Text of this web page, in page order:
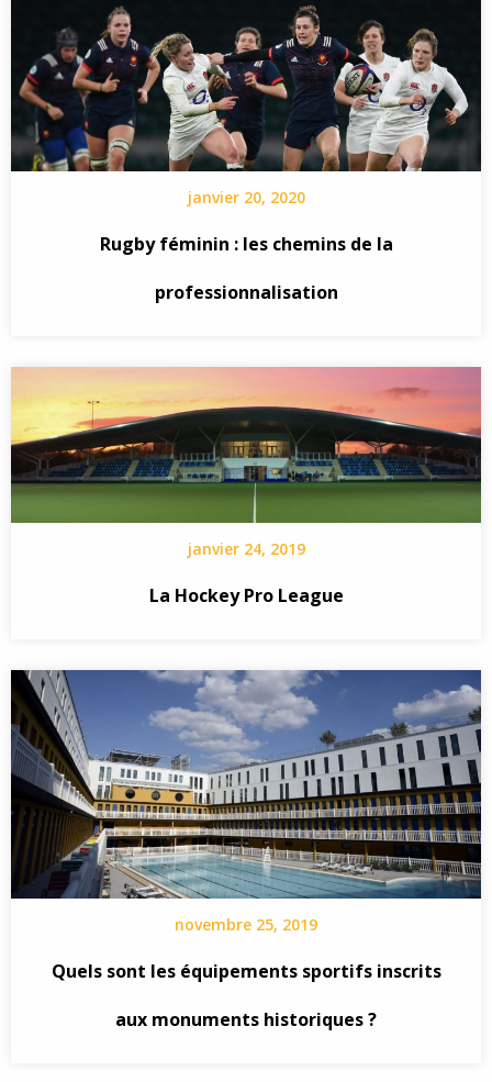
janvier 20, 2020
Rugby féminin : les chemins de la
professionnalisation
janvier 24, 2019
La Hockey Pro League
novembre 25, 2019
Quels sont les équipements sportifs inscrits
aux monuments historiques ?